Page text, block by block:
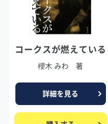
コークスが燃えている
櫻木 みわ 著
詳細を見る